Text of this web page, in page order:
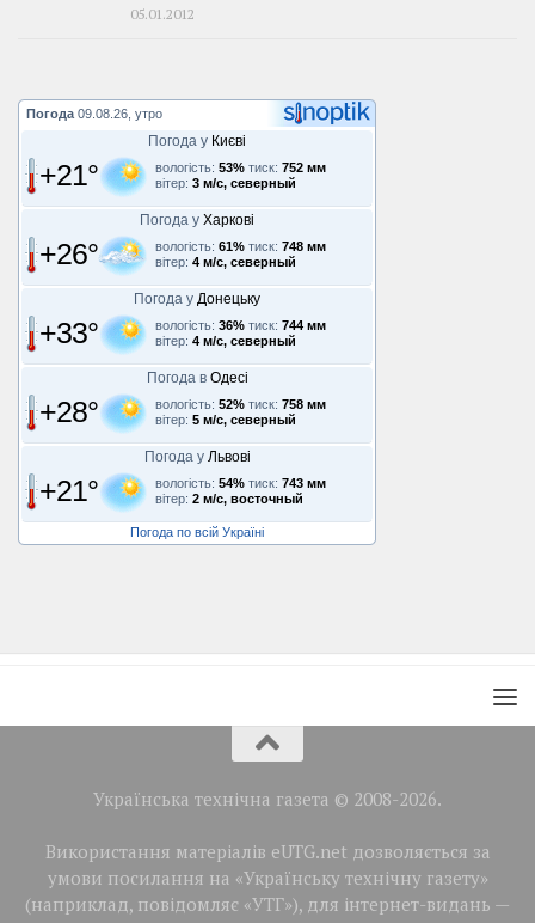
05.01.2012
Погода 09.08.26, утро
Погода у Києві
+21° вологість: 53% тиск: 752 мм
вітер: 3 м/с, северный
Погода у Харкові
+26° вологість: 61% тиск: 748 мм
вітер: 4 м/с, северный
Погода у Донецьку
+33° вологість: 36% тиск: 744 мм
вітер: 4 м/с, северный
Погода в Одесі
+28° вологість: 52% тиск: 758 мм
вітер: 5 м/с, северный
Погода у Львові
+21° вологість: 54% тиск: 743 мм
вітер: 2 м/с, восточный
Погода по всій Україні
Українська технічна газета © 2008-2026.
Використання матеріалів eUTG.net дозволяється за
умови посилання на «Українську технічну газету»
(наприклад, повідомляє «УТГ»), для інтернет-видань —